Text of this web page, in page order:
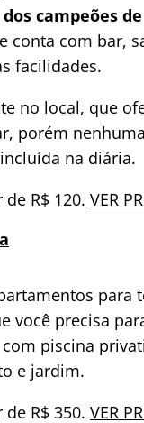
campeões
e conta com bar,
facilidades.
no local, que
porém
na diária.
R$ 120. VER
para
você precisa
piscina
e jardim.
R$ 350. VER